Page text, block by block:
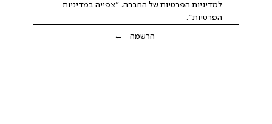
למדיניות הפרטיות של החברה. "
צפייה במדיניות
הפרטיות".
הרשמה ←